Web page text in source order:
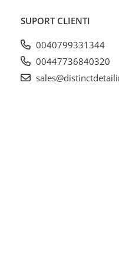
SUPORT CLIENTI
0040799331344
00447736840320